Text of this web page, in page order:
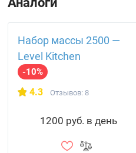
Набор массы 2500 —
Level Kitchen
-10%
4.3 Отзывов: 8
1200 руб. в день